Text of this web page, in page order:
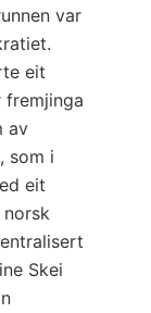
var
eit
av
som i
eit
Skei